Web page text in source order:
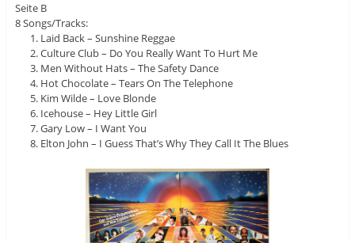
Seite B
8 Songs/Tracks:
Laid Back – Sunshine Reggae
Culture Club – Do You Really Want To Hurt Me
Men Without Hats – The Safety Dance
Hot Chocolate – Tears On The Telephone
Kim Wilde – Love Blonde
Icehouse – Hey Little Girl
Gary Low – I Want You
Elton John – I Guess That’s Why They Call It The Blues